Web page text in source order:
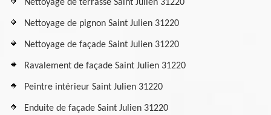
Nettoyage de terrasse Saint Julien 31220
Nettoyage de pignon Saint Julien 31220
Nettoyage de façade Saint Julien 31220
Ravalement de façade Saint Julien 31220
Peintre intérieur Saint Julien 31220
Enduite de façade Saint Julien 31220